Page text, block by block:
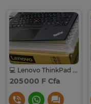
💻 Lenovo ThinkPad T14 * 10e Gen 🖥️ écran Tactile
205 000 F Cfa